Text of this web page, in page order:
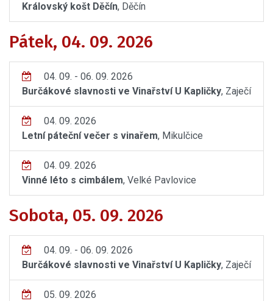
Královský košt Děčín, Děčín
Pátek, 04. 09. 2026
04. 09. - 06. 09. 2026
Burčákové slavnosti ve Vinařství U Kapličky, Zaječí
04. 09. 2026
Letní páteční večer s vinařem, Mikulčice
04. 09. 2026
Vinné léto s cimbálem, Velké Pavlovice
Sobota, 05. 09. 2026
04. 09. - 06. 09. 2026
Burčákové slavnosti ve Vinařství U Kapličky, Zaječí
05. 09. 2026